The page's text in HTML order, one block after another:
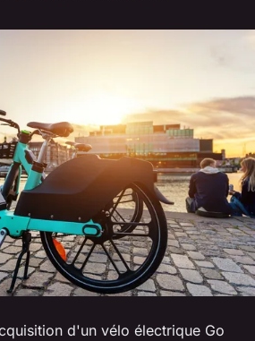
d'un vélo électrique Go